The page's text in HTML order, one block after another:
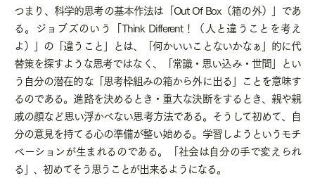
つまり、科学的思考の基本作法は「Out Of Box（箱の外）」であ
る。ジョブズのいう「Think Different！（人と違うことを考え
よ）」の「違うこと」とは、「何かいいことないかなぁ」的に代
替策を探すような思考ではなく、「常識・思い込み・世間」とい
う自分の潜在的な「思考枠組みの箱から外に出る」ことを意味す
るのである。進路を決めるとき・重大な決断をするとき、親や親
戚の顔など思い浮かべない思考方法である。そうして初めて、自
分の意見を持てる心の準備が整い始める。学習しようというモチ
ベーションが生まれるのである。「社会は自分の手で変えられ
る」、初めてそう思うことが出来るようになる。